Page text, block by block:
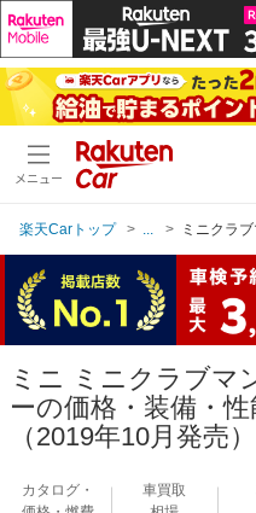
メニュー
楽天Carトップ ミニクラ
ミニ ミニクラブマ
ーの価格・装備・
（2019年10月発売）
カタログ・
車買取